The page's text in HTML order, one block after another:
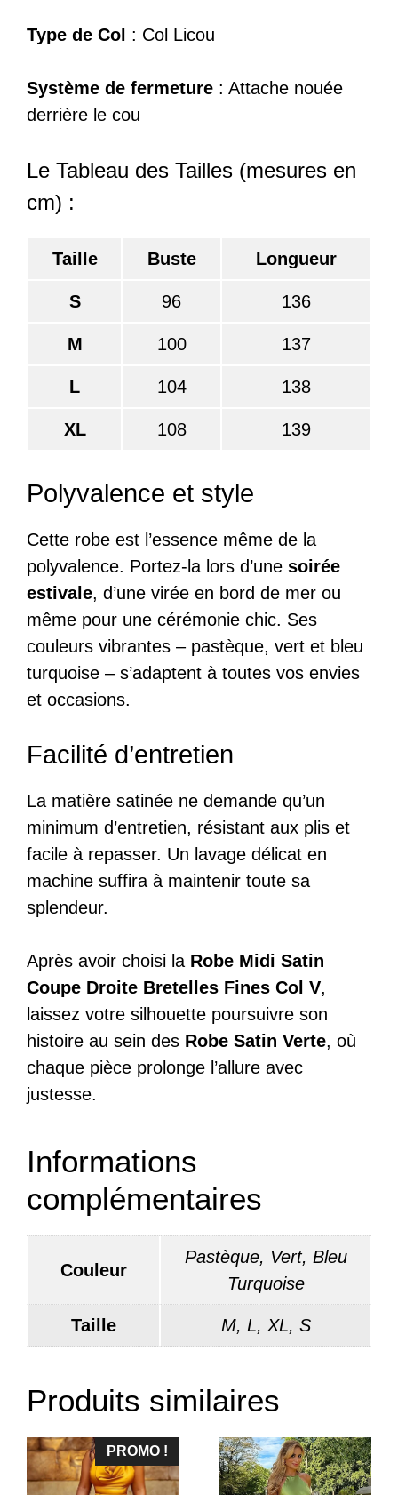
Type de Col : Col Licou
Système de fermeture : Attache nouée
derrière le cou
Le Tableau des Tailles (mesures en
cm) :
Taille Buste Longueur
S 96 136
M 100 137
L 104 138
XL 108 139
Polyvalence et style
Cette robe est l’essence même de la
polyvalence. Portez-la lors d’une soirée
estivale, d’une virée en bord de mer ou
même pour une cérémonie chic. Ses
couleurs vibrantes – pastèque, vert et bleu
turquoise – s’adaptent à toutes vos envies
et occasions.
Facilité d’entretien
La matière satinée ne demande qu’un
minimum d’entretien, résistant aux plis et
facile à repasser. Un lavage délicat en
machine suffira à maintenir toute sa
splendeur.
Après avoir choisi la Robe Midi Satin
Coupe Droite Bretelles Fines Col V,
laissez votre silhouette poursuivre son
histoire au sein des Robe Satin Verte, où
chaque pièce prolonge l’allure avec
justesse.
Informations
complémentaires
Couleur
Pastèque, Vert, Bleu
Turquoise
Taille M, L, XL, S
Produits similaires
PROMO !